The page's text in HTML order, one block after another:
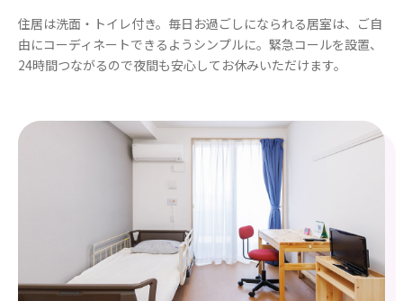
住居は洗面・トイレ付き。毎日お過ごしになられる居室は、ご自
由にコーディネートできるようシンプルに。緊急コールを設置、
24時間つながるので夜間も安心してお休みいただけます。